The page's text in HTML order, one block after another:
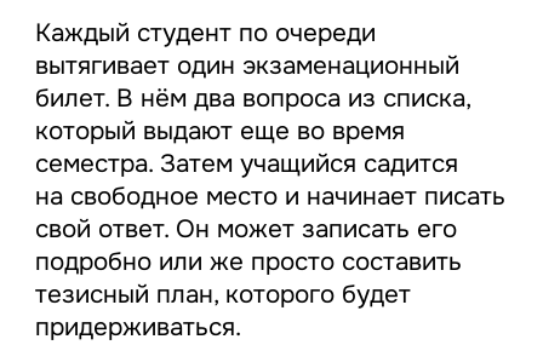
Каждый студент по очереди
вытягивает один экзаменационный
билет. В нём два вопроса из списка,
который выдают еще во время
семестра. Затем учащийся садится
на свободное место и начинает писать
свой ответ. Он может записать его
подробно или же просто составить
тезисный план, которого будет
придерживаться.